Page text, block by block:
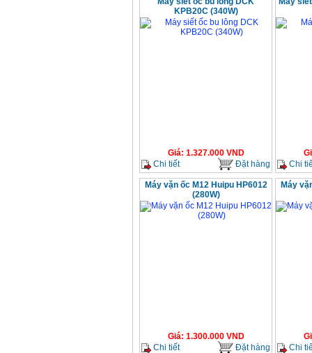
KPB20C (340W)
Giá: 1.327.000VND
Chi tiết
Đặt hàng
Chi
Máy vặn ốc M12 Huipu HP6012
(280W)
Giá: 1.300.000VND
Chi tiết
Đặt hàng
Máy
Chi